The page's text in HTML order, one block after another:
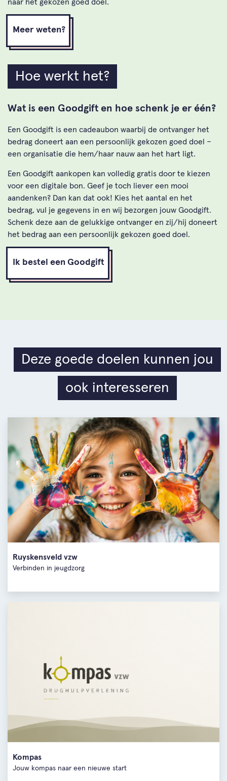
naar het gekozen goed doel.
Meer weten?
Hoe werkt het?
Wat is een Goodgift en hoe schenk je er één?
Een Goodgift is een cadeaubon waarbij de ontvanger het
bedrag doneert aan een persoonlijk gekozen goed doel –
een organisatie die hem/haar nauw aan het hart ligt.
Een Goodgift aankopen kan volledig gratis door te kiezen
voor een digitale bon. Geef je toch liever een mooi
aandenken? Dan kan dat ook! Kies het aantal en het
bedrag, vul je gegevens in en wij bezorgen jouw Goodgift.
Schenk deze aan de gelukkige ontvanger en zij/hij doneert
het bedrag aan een persoonlijk gekozen goed doel.
Ik bestel een Goodgift
Deze goede doelen kunnen jou
ook interesseren
Ruyskensveld vzw
Verbinden in jeugdzorg
Kompas
Jouw kompas naar een nieuwe start